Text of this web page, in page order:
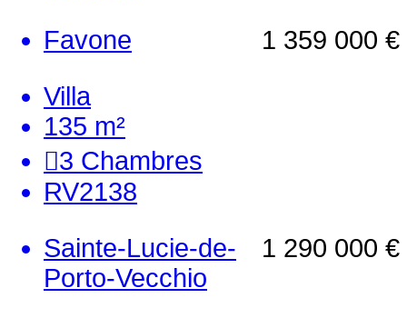
1 359 000 €
Favone
Villa
135 m²
3 Chambres
RV2138
1 290 000 €
Sainte-Lucie-de-
Porto-Vecchio